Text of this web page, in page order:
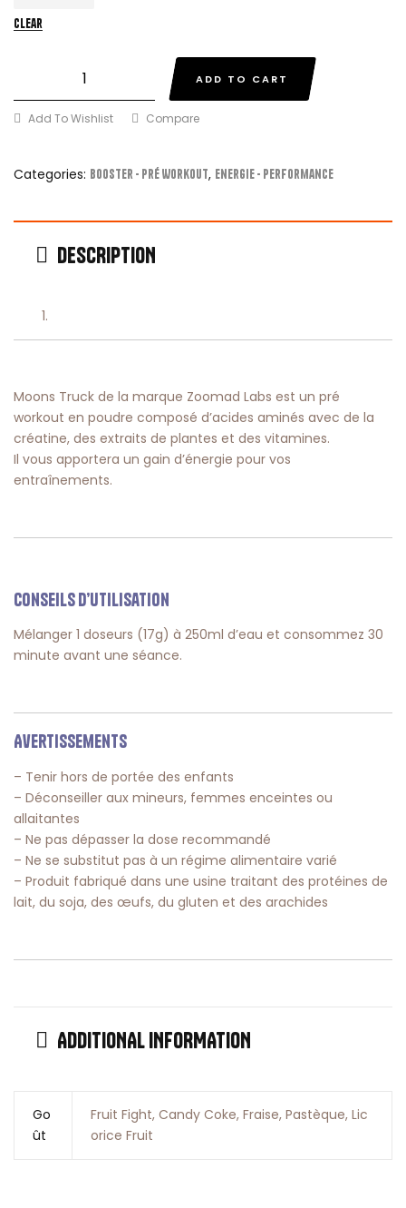
Clear
ADD TO CART
Add To Wishlist Compare
Categories: Booster - Pré Workout, Energie - Performance
DESCRIPTION
Moons Truck de la marque Zoomad Labs est un pré
workout en poudre composé d’acides aminés avec de la
créatine, des extraits de plantes et des vitamines.
Il vous apportera un gain d’énergie pour vos
entraînements.
Conseils d’utilisation
Mélanger 1 doseurs (17g) à 250ml d’eau et consommez 30
minute avant une séance.
Avertissements
– Tenir hors de portée des enfants
– Déconseiller aux mineurs, femmes enceintes ou
allaitantes
– Ne pas dépasser la dose recommandé
– Ne se substitut pas à un régime alimentaire varié
– Produit fabriqué dans une usine traitant des protéines de
lait, du soja, des œufs, du gluten et des arachides
ADDITIONAL INFORMATION
Go
ût
Fruit Fight, Candy Coke, Fraise, Pastèque, Lic
orice Fruit